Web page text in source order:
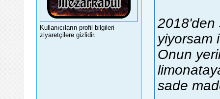
Kullanıcıların profil bilgileri
ziyaretçilere gizlidir.
2018'den
yiyorsam
Onun
sade